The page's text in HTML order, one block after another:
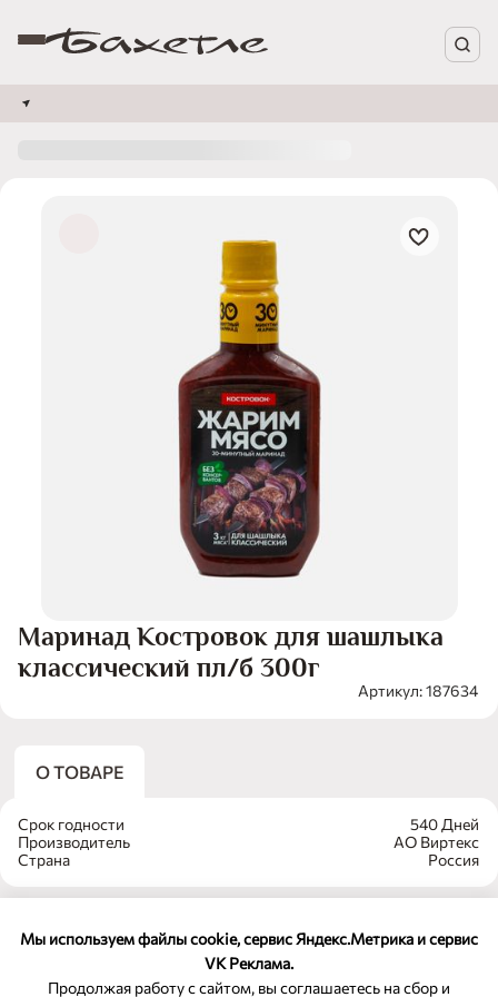
Мы используем файлы cookie, сервис Яндекс.Метрика и сервис
VK Реклама.
Продолжая работу с сайтом, вы соглашаетесь на сбор и
Маринад Костровок для шашлыка
классический пл/б 300г
Артикул: 187634
О ТОВАРЕ
Срок годности
540 Дней
Производитель
АО Виртекс
Страна
Россия